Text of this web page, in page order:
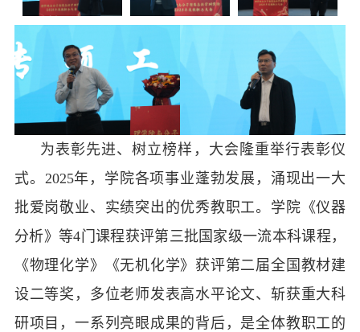
为表彰先进、树立榜样，大会隆重举行表彰仪
式。2025年，学院各项事业蓬勃发展，涌现出一大
批爱岗敬业、实绩突出的优秀教职工。学院《仪器
分析》等4门课程获评第三批国家级一流本科课程，
《物理化学》《无机化学》获评第二届全国教材建
设二等奖，多位老师发表高水平论文、斩获重大科
研项目，一系列亮眼成果的背后，是全体教职工的